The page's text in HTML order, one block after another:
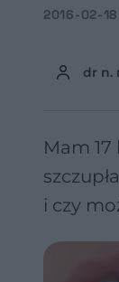
dr n.
2016-02-18
Mam
i czy